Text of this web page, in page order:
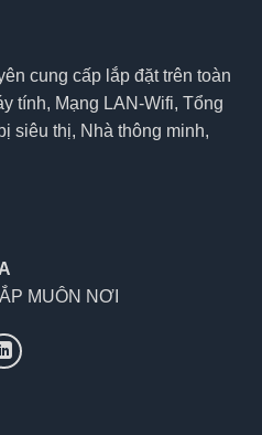
cung cấp lắp đặt trên toàn
tính, Mạng LAN-Wifi, Tổng
siêu thị, Nhà thông minh,
MUÔN NƠI